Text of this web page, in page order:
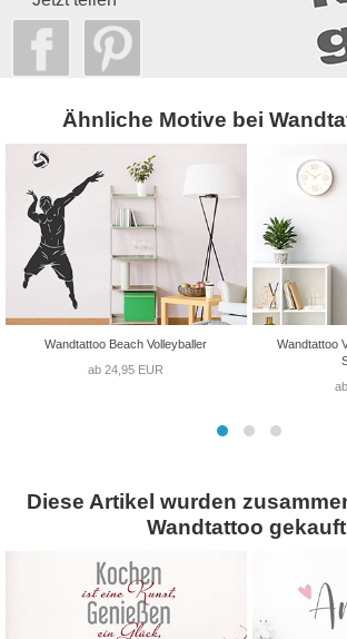
Ähnliche Motive bei
Wandtattoo Beach Volleyballer
ab 24,95 EUR
Wandtattoo
Diese Artikel wurden
Wandtattoo